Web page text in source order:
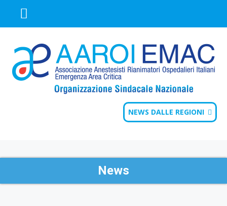
NEWS DALLE REGIONI
News